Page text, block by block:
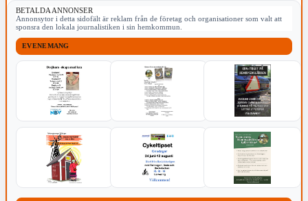
BETALDA ANNONSER
Annonsytor i detta sidofält är reklam från de företag och organisationer som valt att
sponsra den lokala journalistiken i sin hemkommun.
EVENEMANG